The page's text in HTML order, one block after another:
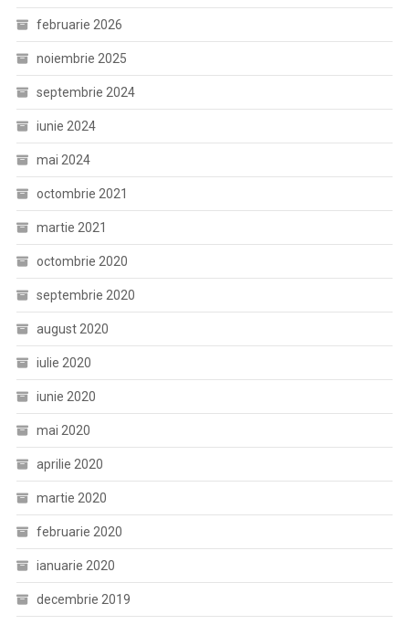
februarie 2026
noiembrie 2025
septembrie 2024
iunie 2024
mai 2024
octombrie 2021
martie 2021
octombrie 2020
septembrie 2020
august 2020
iulie 2020
iunie 2020
mai 2020
aprilie 2020
martie 2020
februarie 2020
ianuarie 2020
decembrie 2019